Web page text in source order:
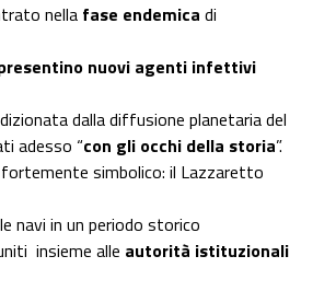
nella fase endemica di
nuovi agenti infettivi
dalla diffusione planetaria del
adesso “con gli occhi della storia”.
simbolico: il Lazzaretto
navi in un periodo storico
insieme alle autorità istituzionali